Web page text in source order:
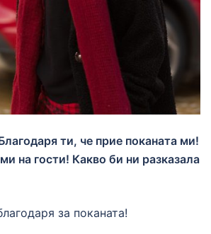
ти, че прие поканата ми!
на гости! Какво би ни разказала
за поканата!